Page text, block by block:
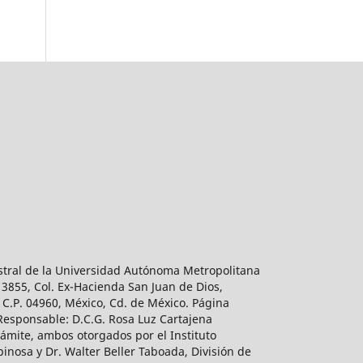
de la Universidad Autónoma Metropolitana
Col. Ex-Hacienda San Juan de Dios,
04960, México, Cd. de México. Página
D.C.G. Rosa Luz Cartajena
ambos otorgados por el Instituto
y Dr. Walter Beller Taboada, División de